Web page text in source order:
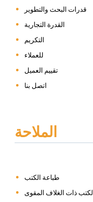
قدرات البحث والتطوير
القدرة التجارية
التكريم
للعملاء
تقييم العميل
اتصل بنا
الملاحة
طباعة الكتب
ذات الغلاف المقوى